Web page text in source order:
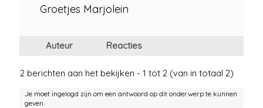
Groetjes Marjolein
Auteur Reacties
2 berichten aan het bekijken - 1 tot 2 (van in totaal 2)
Je moet ingelogd zijn om een antwoord op dit onderwerp te kunnen
geven.